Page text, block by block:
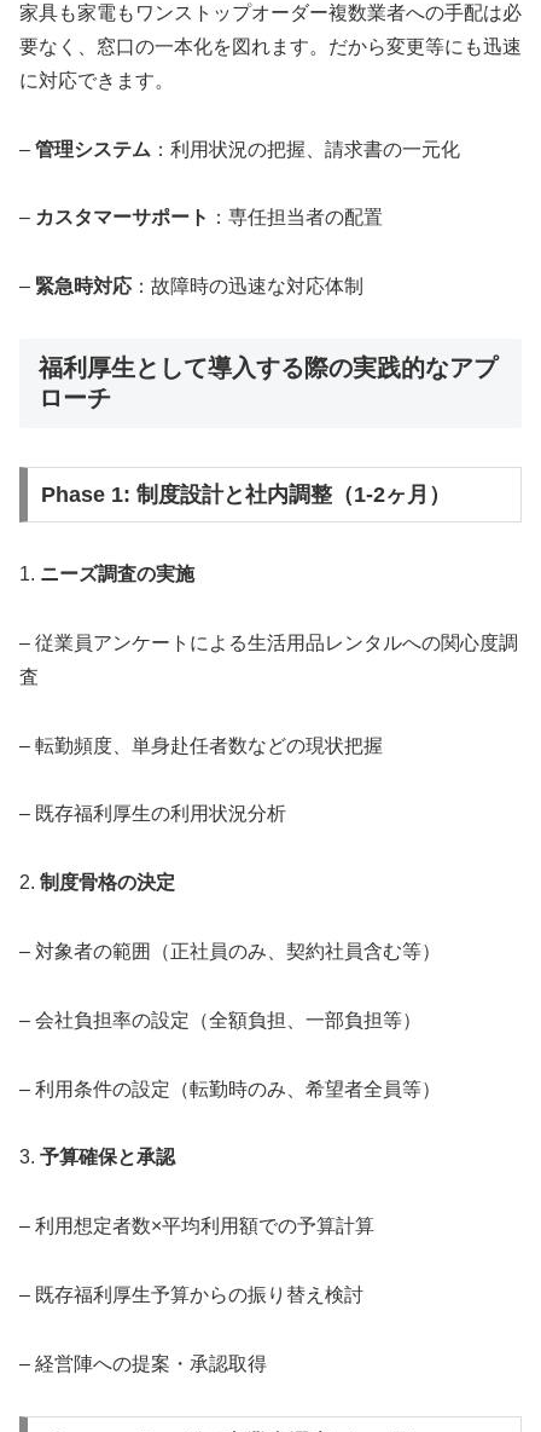
家具も家電もワンストップオーダー複数業者への手配は必
要なく、窓口の一本化を図れます。だから変更等にも迅速
に対応できます。
– 管理システム ：利用状況の把握、請求書の一元化
– カスタマーサポート ：専任担当者の配置
– 緊急時対応 ：故障時の迅速な対応体制
福利厚生として導入する際の実践的なアプ
ローチ
Phase 1: 制度設計と社内調整（1-2ヶ月）
1. ニーズ調査の実施
– 従業員アンケートによる生活用品レンタルへの関心度調
査
– 転勤頻度、単身赴任者数などの現状把握
– 既存福利厚生の利用状況分析
2. 制度骨格の決定
– 対象者の範囲（正社員のみ、契約社員含む等）
– 会社負担率の設定（全額負担、一部負担等）
– 利用条件の設定（転勤時のみ、希望者全員等）
3. 予算確保と承認
– 利用想定者数×平均利用額での予算計算
– 既存福利厚生予算からの振り替え検討
– 経営陣への提案・承認取得